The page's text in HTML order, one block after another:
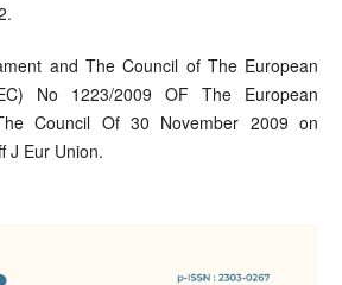
and The Council of The European
No 1223/2009 OF The European
Council Of 30 November 2009 on
J Eur Union.